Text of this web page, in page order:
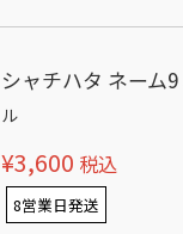
シャチハタ ネーム9
ル
¥3,600 税込
8営業日発送